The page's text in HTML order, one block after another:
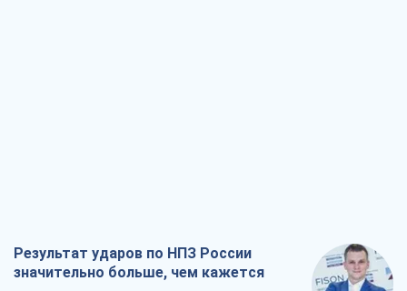
Результат ударов по НПЗ России
значительно больше, чем кажется